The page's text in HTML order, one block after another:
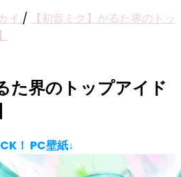
イ /
【初音ミク】かるた界のトッ
た界のトップアイド
！ PC壁紙↓